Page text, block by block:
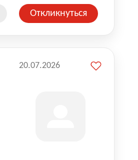
Откликнуться
20.07.2026